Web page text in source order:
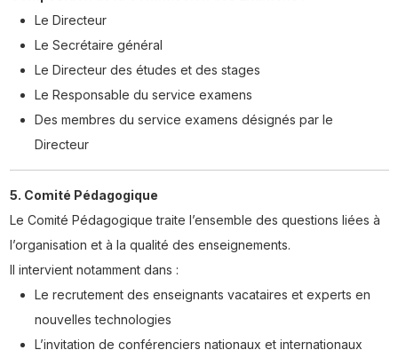
Le Directeur
Le Secrétaire général
Le Directeur des études et des stages
Le Responsable du service examens
Des membres du service examens désignés par le
Directeur
5. Comité Pédagogique
Le Comité Pédagogique traite l’ensemble des questions liées à
l’organisation et à la qualité des enseignements.
Il intervient notamment dans :
Le recrutement des enseignants vacataires et experts en
nouvelles technologies
L’invitation de conférenciers nationaux et internationaux